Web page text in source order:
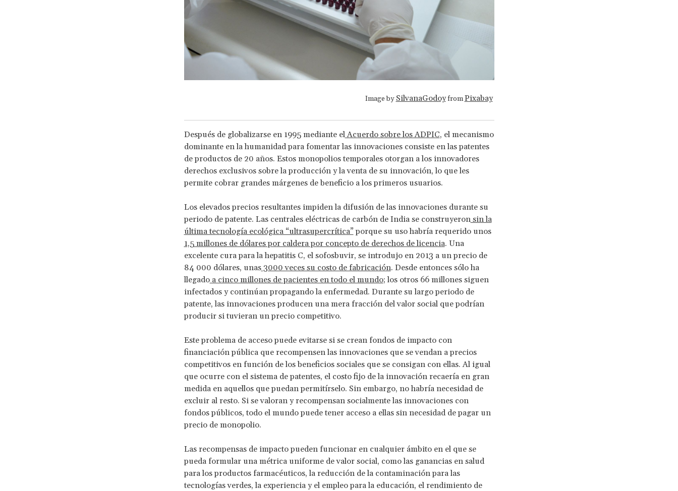
Image bySilvanaGodoyfromPixabay
Después de globalizarse en 1995 mediante elAcuerdo sobre los ADPIC, el mecanismo
dominante en la humanidad para fomentar las innovaciones consiste en las patentes
de productos de 20 años. Estos monopolios temporales otorgan a los innovadores
derechos exclusivos sobre la producción y la venta de su innovación, lo que les
permite cobrar grandes márgenes de beneficio a los primeros usuarios.
Los elevados precios resultantes impiden la difusión de las innovaciones durante su
periodo de patente. Las centrales eléctricas de carbón de India se construyeronsin la
última tecnología ecológica “ultrasupercrítica”porque su uso habría requerido unos
1,5 millones de dólares por caldera por concepto de derechos de licencia. Una
excelente cura para la hepatitis C, el sofosbuvir, se introdujo en 2013 a un precio de
84 000 dólares, unas3000 veces su costo de fabricación. Desde entonces sólo ha
llegadoa cinco millones de pacientes en todo el mundo; los otros 66 millones siguen
infectados y continúan propagando la enfermedad. Durante su largo periodo de
patente, las innovaciones producen una mera fracción del valor social que podrían
producir si tuvieran un precio competitivo.
Este problema de acceso puede evitarse si se crean fondos de impacto con
financiación pública que recompensen las innovaciones que se vendan a precios
competitivos en función de los beneficios sociales que se consigan con ellas. Al igual
que ocurre con el sistema de patentes, el costo fijo de la innovación recaería en gran
medida en aquellos que puedan permitírselo. Sin embargo, no habría necesidad de
excluir al resto. Si se valoran y recompensan socialmente las innovaciones con
fondos públicos, todo el mundo puede tener acceso a ellas sin necesidad de pagar un
precio de monopolio.
Las recompensas de impacto pueden funcionar en cualquier ámbito en el que se
pueda formular una métrica uniforme de valor social, como las ganancias en salud
para los productos farmacéuticos, la reducción de la contaminación para las
tecnologías verdes, la experiencia y el empleo para la educación, el rendimiento de